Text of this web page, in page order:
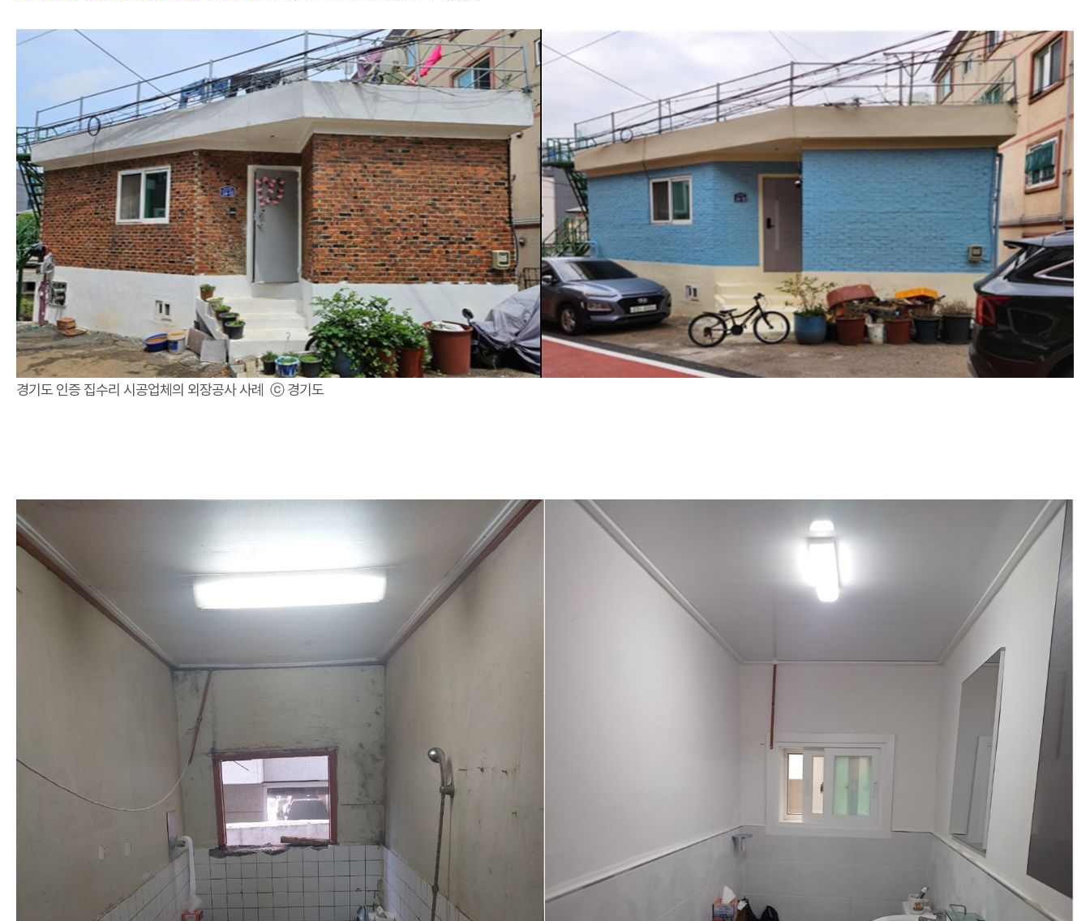
경기도 인증 집수리 시공업체의 외장공사 사례 ⓒ 경기도